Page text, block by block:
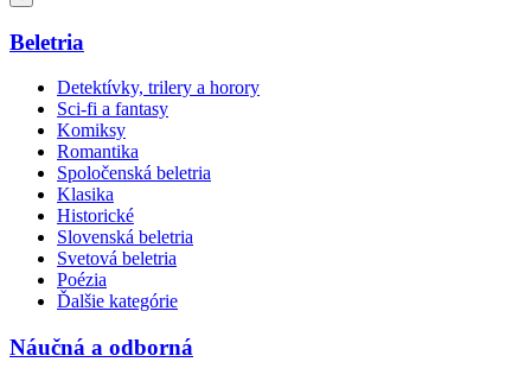
Beletria
Detektívky, trilery a horory
Sci-fi a fantasy
Komiksy
Romantika
Spoločenská beletria
Klasika
Historické
Slovenská beletria
Svetová beletria
Poézia
Ďalšie kategórie
Náučná a odborná